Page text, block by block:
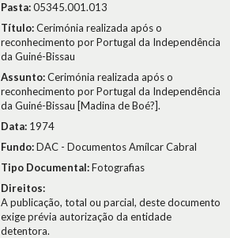
Pasta:05345.001.013
Título:Cerimónia realizada após o
reconhecimento por Portugal da Independência
da Guiné-Bissau
Assunto:Cerimónia realizada após o
reconhecimento por Portugal da Independência
da Guiné-Bissau [Madina de Boé?].
Data: 1974
Fundo:DAC - Documentos Amílcar Cabral
Tipo Documental:Fotografias
Direitos:
A publicação, total ou parcial, deste documento
exige prévia autorização da entidade
detentora.